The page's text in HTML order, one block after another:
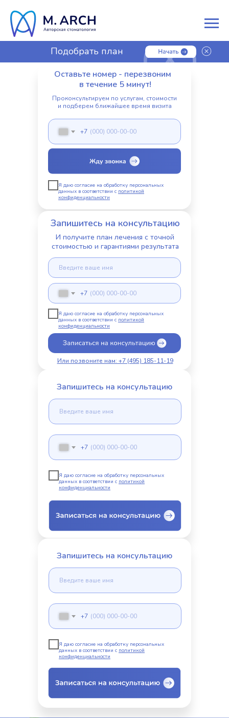
Подобрать план
лечения
Оставьте номер - перезвоним
в течение 5 минут!
Проконсультируем по услугам, стоимости
и подберем ближайшее время визита
+7
Я даю согласие на обработку персональных
данных в соответствии с политикой
конфиденциальности
Запишитесь на консультацию
И получите план лечения с точной
стоимостью и гарантиями результата
Или позвоните нам: +7 (495) 185-11-19
+7
Я даю согласие на обработку персональных
данных в соответствии с политикой
конфиденциальности
Запишитесь на консультацию
+7
Я даю согласие на обработку персональных
данных в соответствии с политикой
конфиденциальности
Запишитесь на консультацию
+7
Я даю согласие на обработку персональных
данных в соответствии с политикой
конфиденциальности